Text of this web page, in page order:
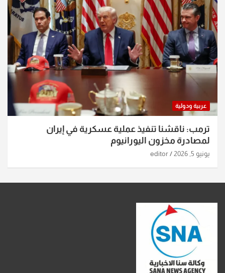
عربية ودولية
ترمب: ناقشنا تنفيذ عملية عسكرية في إيران
لمصادرة مخزون اليورانيوم
يونيو 5, 2026 editor